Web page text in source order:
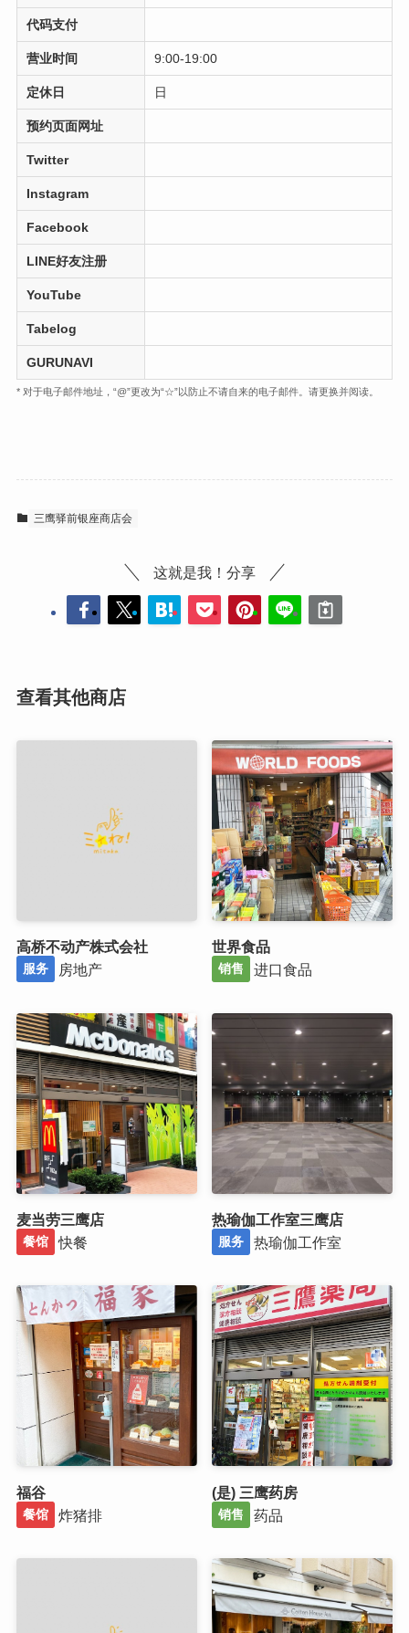
代码支付
营业时间 9:00-19:00
定休日 日
预约页面网址
Twitter
Instagram
Facebook
LINE好友注册
YouTube
Tabelog
GURUNAVI
* 对于电子邮件地址，“@”更改为“☆”以防止不请自来的电子邮件。请更换并阅读。
三鹰驿前银座商店会
这就是我！分享
查看其他商店
高桥不动产株式会社
服务 房地产
世界食品
销售 进口食品
麦当劳三鹰店
餐馆 快餐
热瑜伽工作室三鹰店
服务 热瑜伽工作室
福谷
餐馆 炸猪排
(是) 三鹰药房
销售 药品